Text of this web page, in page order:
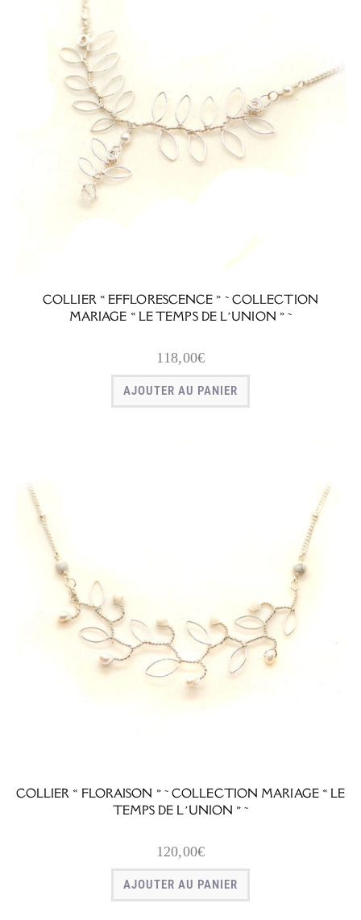
COLLIER « EFFLORESCENCE » ~ COLLECTION
MARIAGE « LE TEMPS DE L’UNION » ~
118,00€
AJOUTER AU PANIER
COLLIER « FLORAISON » ~ COLLECTION MARIAGE « LE
TEMPS DE L’UNION » ~
120,00€
AJOUTER AU PANIER